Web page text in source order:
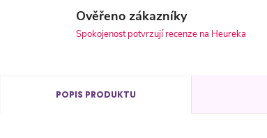
Ověřeno zákazníky
Spokojenost potvrzují recenze na Heureka
POPIS PRODUKTU